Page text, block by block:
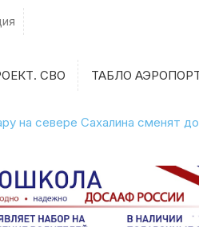
СВО ТАБЛО
на севере Сахалина сменят